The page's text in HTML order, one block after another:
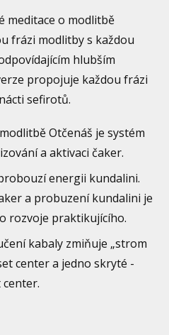
meditace o modlitbě
frázi modlitby s každou
hlubším
propojuje každou frázi
sefirotů.
Otčenáš je systém
a aktivaci čaker.
energii kundalini.
a probuzení kundalini je
rozvoje praktikujícího.
kabaly zmiňuje „strom
center a jedno skryté -